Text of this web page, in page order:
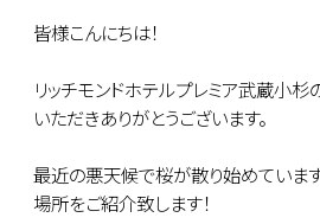
皆様こんにちは！
リッチモンドホテルプレミア武蔵小杉
いただきありがとうございます。
最近の悪天候で桜が散り始めていま
場所をご紹介致します！